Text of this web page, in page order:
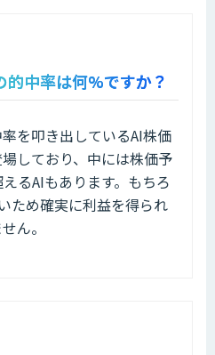
中率は何%ですか？
を叩き出しているAI株価
しており、中には株価予
るAIもあります。もちろ
ため確実に利益を得られ
ん。